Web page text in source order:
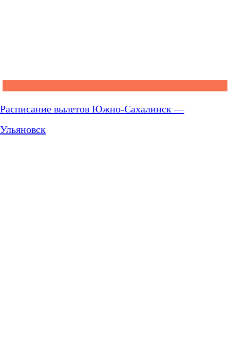
Расписание вылетов Южно-Сахалинск —
Ульяновск